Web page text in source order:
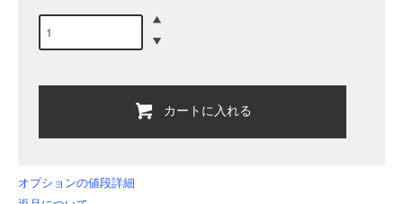
カートに入れる
オプションの値段詳細